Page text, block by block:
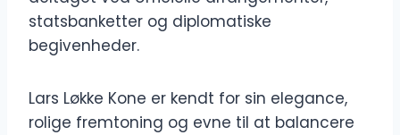
statsbanketter og diplomatiske
begivenheder.
Lars Løkke Kone er kendt for sin elegance,
rolige fremtoning og evne til at balancere